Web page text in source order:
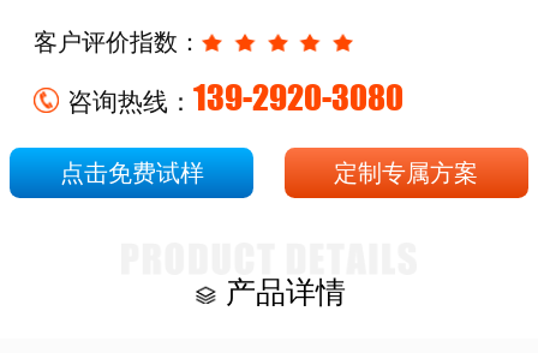
客户评价指数：
咨询热线： 139-2920-3080
点击免费试样 定制专属方案
产品详情